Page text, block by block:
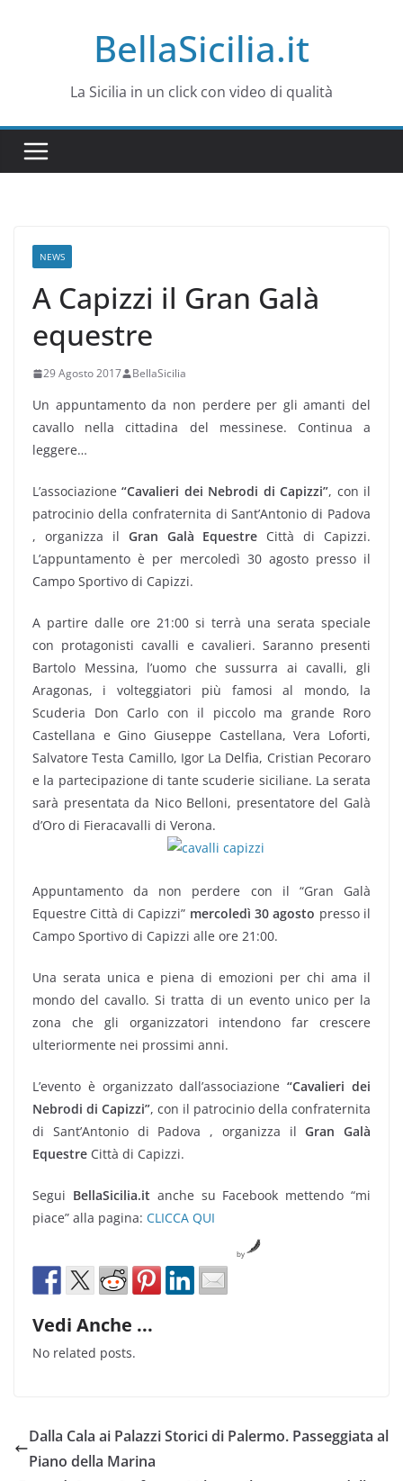
BellaSicilia.it
La Sicilia in un click con video di qualità
NEWS
A Capizzi il Gran Galà
equestre
29 Agosto 2017 BellaSicilia
Un appuntamento da non perdere per gli amanti del
cavallo nella cittadina del messinese. Continua a
leggere…
L’associazione“Cavalieri dei Nebrodi di Capizzi”, con il
patrocinio della confraternita di Sant’Antonio di Padova
, organizza il Gran Galà Equestre Città di Capizzi.
L’appuntamento è per mercoledì 30 agosto presso il
Campo Sportivo di Capizzi.
A partire dalle ore 21:00 si terrà una serata speciale
con protagonisti cavalli e cavalieri. Saranno presenti
Bartolo Messina, l’uomo che sussurra ai cavalli, gli
Aragonas, i volteggiatori più famosi al mondo, la
Scuderia Don Carlo con il piccolo ma grande Roro
Castellana e Gino Giuseppe Castellana, Vera Loforti,
Salvatore Testa Camillo, Igor La Delfia, Cristian Pecoraro
e la partecipazione di tante scuderie siciliane. La serata
sarà presentata da Nico Belloni, presentatore del Galà
d’Oro di Fieracavalli di Verona.
Appuntamento da non perdere con il “Gran Galà
Equestre Città di Capizzi” mercoledì 30 agosto presso il
Campo Sportivo di Capizzi alle ore 21:00.
Una serata unica e piena di emozioni per chi ama il
mondo del cavallo. Si tratta di un evento unico per la
zona che gli organizzatori intendono far crescere
ulteriormente nei prossimi anni.
L’evento è organizzato dall’associazione“Cavalieri dei
Nebrodi di Capizzi”, con il patrocinio della confraternita
di Sant’Antonio di Padova , organizza ilGran Galà
Equestre Città di Capizzi.
Segui BellaSicilia.it anche su Facebook mettendo “mi
piace” alla pagina: CLICCA QUI
by
Vedi Anche ...
No related posts.
Dalla Cala ai Palazzi Storici di Palermo. Passeggiata al
Piano della Marina